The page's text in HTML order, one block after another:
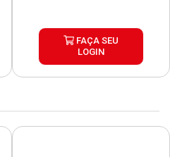
FAÇA SEU
LOGIN